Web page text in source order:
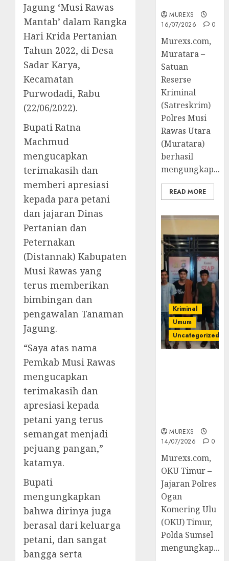
Jagung ‘Musi Rawas
Mantab’ dalam Rangka
Hari Krida Pertanian
Tahun 2022, di Desa
Sadar Karya,
Kecamatan
Purwodadi, Rabu
(22/06/2022).
Bupati Ratna
Machmud
mengucapkan
terimakasih dan
memberi apresiasi
kepada para petani
dan jajaran Dinas
Pertanian dan
Peternakan
(Distannak) Kabupaten
Musi Rawas yang
terus memberikan
bimbingan dan
pengawalan Tanaman
Jagung.
“Saya atas nama
Pemkab Musi Rawas
mengucapkan
terimakasih dan
apresiasi kepada
petani yang terus
semangat menjadi
pejuang pangan,”
katamya.
Bupati
mengungkapkan
bahwa dirinya juga
berasal dari keluarga
petani, dan sangat
bangga serta
MUREXS
16/07/2026
0
Murexs.com,
Muratara –
Satuan
Reserse
Kriminal
(Satreskrim)
Polres Musi
Rawas Utara
(Muratara)
berhasil
mengungkap...
READ MORE
Kriminal
Umum
Uncategorized
MUREXS
14/07/2026
0
Murexs.com,
OKU Timur –
Jajaran Polres
Ogan
Komering Ulu
(OKU) Timur,
Polda Sumsel
mengungkap...